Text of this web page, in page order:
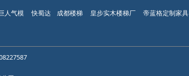
人气模 快蜀达 成都楼梯 皇步实木楼梯厂 帝蓝格定制家具